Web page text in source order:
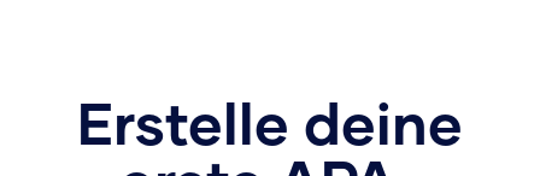
Erstelle deine